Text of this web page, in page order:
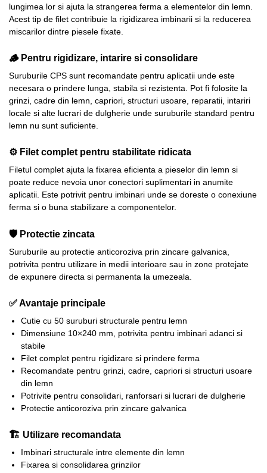
lungimea lor si ajuta la strangerea ferma a elementelor din lemn.
Acest tip de filet contribuie la rigidizarea imbinarii si la reducerea
miscarilor dintre piesele fixate.
🪵 Pentru rigidizare, intarire si consolidare
Suruburile CPS sunt recomandate pentru aplicatii unde este
necesara o prindere lunga, stabila si rezistenta. Pot fi folosite la
grinzi, cadre din lemn, capriori, structuri usoare, reparatii, intariri
locale si alte lucrari de dulgherie unde suruburile standard pentru
lemn nu sunt suficiente.
⚙️ Filet complet pentru stabilitate ridicata
Filetul complet ajuta la fixarea eficienta a pieselor din lemn si
poate reduce nevoia unor conectori suplimentari in anumite
aplicatii. Este potrivit pentru imbinari unde se doreste o conexiune
ferma si o buna stabilizare a componentelor.
🛡️ Protectie zincata
Suruburile au protectie anticoroziva prin zincare galvanica,
potrivita pentru utilizare in medii interioare sau in zone protejate
de expunere directa si permanenta la umezeala.
✅ Avantaje principale
Cutie cu 50 suruburi structurale pentru lemn
Dimensiune 10×240 mm, potrivita pentru imbinari adanci si
stabile
Filet complet pentru rigidizare si prindere ferma
Recomandate pentru grinzi, cadre, capriori si structuri usoare
din lemn
Potrivite pentru consolidari, ranforsari si lucrari de dulgherie
Protectie anticoroziva prin zincare galvanica
🏗️ Utilizare recomandata
Imbinari structurale intre elemente din lemn
Fixarea si consolidarea grinzilor